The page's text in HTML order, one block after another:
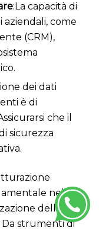
:La capacità di
come
(CRM),
dei dati
è di
che il
sicurezza
nella
delle
Da strumenti di